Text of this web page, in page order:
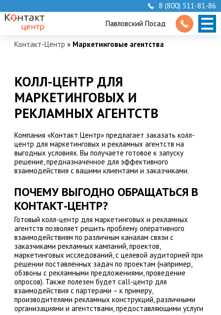
8 (800) 511-81-86
Павловский Посад
Контакт-Центр » Маркетинговые агентства
КОЛЛ-ЦЕНТР ДЛЯ
МАРКЕТИНГОВЫХ И
РЕКЛАМНЫХ АГЕНТСТВ
Компания «Контакт Центр» предлагает заказать колл-
центр для маркетинговых и рекламных агентств на
выгодных условиях. Вы получаете готовое к запуску
решение, предназначенное для эффективного
взаимодействия с вашими клиентами и заказчиками.
ПОЧЕМУ ВЫГОДНО ОБРАЩАТЬСЯ В
КОНТАКТ-ЦЕНТР?
Готовый колл-центр для маркетинговых и рекламных
агентств позволяет решить проблему оперативного
взаимодействиям по различным каналам связи с
заказчиками рекламных кампаний, проектов,
маркетинговых исследований, с целевой аудиторией при
решении поставленных задач по проектам (например,
обзвоны с рекламными предложениями, проведение
опросов). Также полезен будет call-центр для
взаимодействия с партерами – к примеру,
производителями рекламных конструкций, различными
организациями и агентствами, предоставляющими услуги